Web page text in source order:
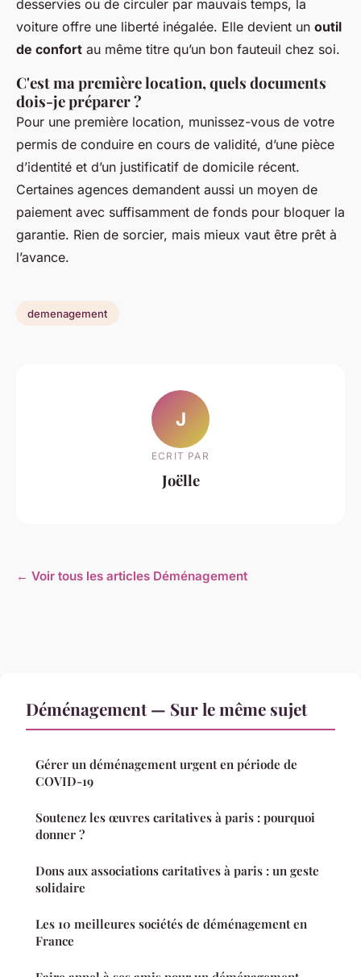
desservies ou de circuler par mauvais temps, la
voiture offre une liberté inégalée. Elle devient un outil
de confort au même titre qu’un bon fauteuil chez soi.
C'est ma première location, quels documents
dois-je préparer ?
Pour une première location, munissez-vous de votre
permis de conduire en cours de validité, d’une pièce
d’identité et d’un justificatif de domicile récent.
Certaines agences demandent aussi un moyen de
paiement avec suffisamment de fonds pour bloquer la
garantie. Rien de sorcier, mais mieux vaut être prêt à
l’avance.
demenagement
J
ECRIT PAR
Joëlle
← Voir tous les articles Déménagement
Déménagement — Sur le même sujet
Gérer un déménagement urgent en période de
COVID-19
Soutenez les œuvres caritatives à paris : pourquoi
donner ?
Dons aux associations caritatives à paris : un geste
solidaire
Les 10 meilleures sociétés de déménagement en
France